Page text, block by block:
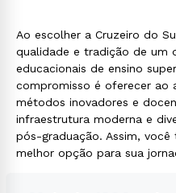
Ao escolher a Cruzeiro do
qualidade e tradição de um
educacionais de ensino
compromisso é oferecer ao
métodos inovadores e
infraestrutura moderna e
pós-graduação. Assim,
melhor opção para sua